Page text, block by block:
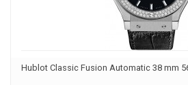
Hublot Classic Fusion Automatic 38 mm